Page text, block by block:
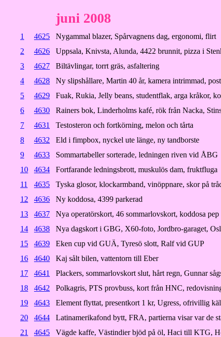
juni 2008
1 4625
Nygammal blazer, Spårvagnens dag, ergonomi, flirt
2
4626
Uppsala, Knivsta, Alunda, 4422 brunnit, pizza i
3
4627
Biltävlingar, torrt gräs, asfaltering
4
4628
Ny slipshållare, Martin 40 år, kamera intrimmad,
5
4629
Fuak, Rukia, Jelly beans, studentflak, arga kråkor,
6
4630
Rainers bok, Linderholms kafé, rök från Nacka,
7
4631
Testosteron och fortkörning, melon och tårta
8
4632
Eld i fimpbox, nyckel ute länge, ny tandborste
9
4633
Sommartabeller sorterade, ledningen riven vid ÅBG
10
4634
Fortfarande ledningsbrott, muskulös dam, fruktfluga
11
4635
Tyska glosor, klockarmband, vinöppnare, skor på
12
4636
Ny koddosa, 4399 parkerad
13
4637
Nya operatörskort, 46 sommarlovskort, koddosa pep
14
4638
Nya dagskort i GBG, X60-foto, Jordbro-garaget,
15
4639
Eken cup vid GUÄ, Tyresö slott, Ralf vid GUP
16
4640
Kaj sålt bilen, vattentorn till Eber
17
4641
Plackers, sommarlovskort slut, hårt regn, Gunnar
18
4642
Polkagris, PTS provbuss, kort från HNC,
19
4643
Element flyttat, presentkort 1 kr, Ugress, ofrivillig
20
4644
Latinamerikafond bytt, FRA, partierna visar var de
21
4645
Vägde kaffe, Västindier bjöd på öl, Haci till KTG,